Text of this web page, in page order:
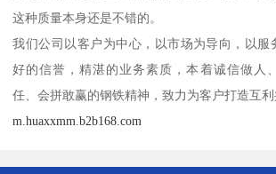
这种质量本身还是不错的。
我们公司以客户为中心，以市场为导向，以服
好的信誉，精湛的业务素质，本着诚信做人
任、会拼敢赢的钢铁精神，致力为客户打造互利
m.huaxxmm.b2b168.com